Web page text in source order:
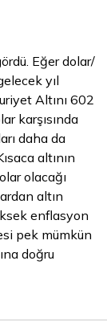
Eğer dolar/
yıl
Altını 602
karşısında
daha da
altının
olacağı
altın
enflasyon
pek mümkün
doğru